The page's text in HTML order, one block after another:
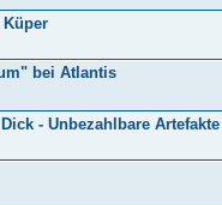
bei Atlantis
- Unbezahlbare